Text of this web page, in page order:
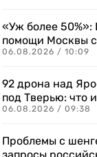
«Уж более 50%»:
помощи Москвы
06.08.2026 / 10:09
92 дрона над
под Тверью: что
06.08.2026 / 09:38
Проблемы с